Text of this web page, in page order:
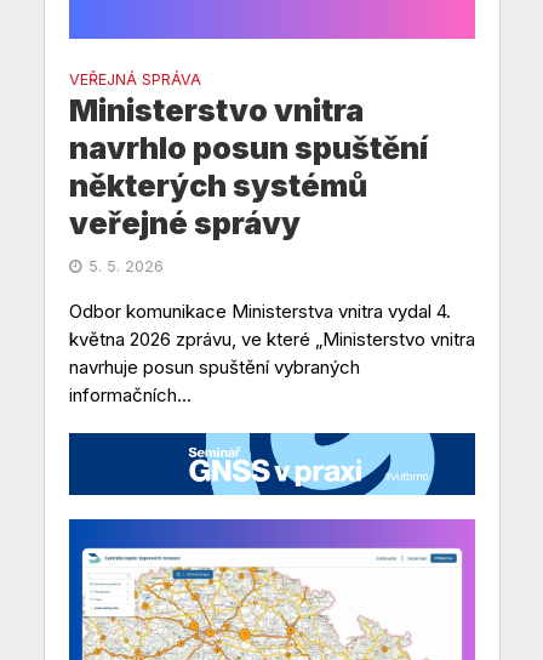
VEŘEJNÁ SPRÁVA
Ministerstvo vnitra
navrhlo posun spuštění
některých systémů
veřejné správy
5. 5. 2026
Odbor komunikace Ministerstva vnitra vydal 4.
května 2026 zprávu, ve které „Ministerstvo vnitra
navrhuje posun spuštění vybraných
informačních...